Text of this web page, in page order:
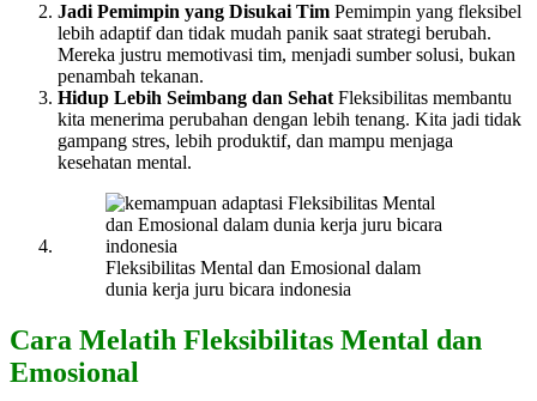
Jadi Pemimpin yang Disukai Tim Pemimpin yang fleksibel
lebih adaptif dan tidak mudah panik saat strategi berubah.
Mereka justru memotivasi tim, menjadi sumber solusi, bukan
penambah tekanan.
Hidup Lebih Seimbang dan Sehat Fleksibilitas membantu
kita menerima perubahan dengan lebih tenang. Kita jadi tidak
gampang stres, lebih produktif, dan mampu menjaga
kesehatan mental.
Fleksibilitas Mental dan Emosional dalam
dunia kerja juru bicara indonesia
Cara Melatih Fleksibilitas Mental dan
Emosional